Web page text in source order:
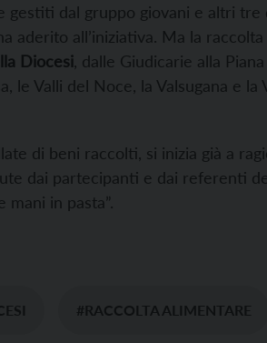
dal gruppo giovani e altri tre
aderito all’iniziativa. Ma la
Diocesi , dalle Giudicarie alla
le Valli del Noce, la Valsugana e
di beni raccolti, si inizia già a
dai partecipanti e dai referenti
in pasta”.
#RACCOLTA ALIMENTARE